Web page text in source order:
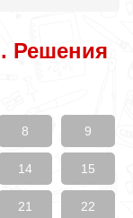
Решения
8 9
14 15
21 22